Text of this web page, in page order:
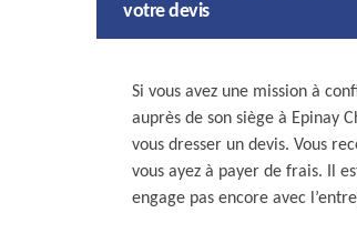
votre devis
Si vous avez une mission à
auprès de son siège à Epinay
vous dresser un devis. Vous
vous ayez à payer de frais. Il
engage pas encore avec